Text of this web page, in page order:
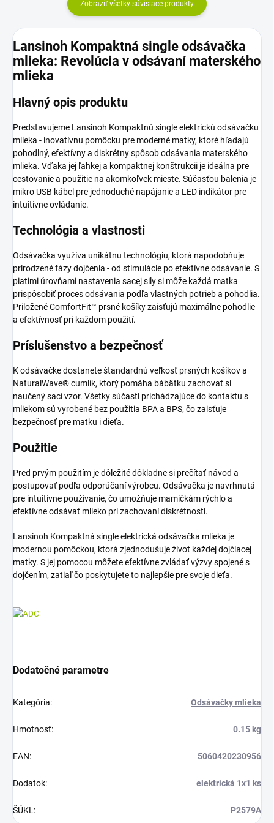
Zobraziť všetky súvisiace produkty
Lansinoh Kompaktná single odsávačka
mlieka: Revolúcia v odsávaní materského
mlieka
Hlavný opis produktu
Predstavujeme Lansinoh Kompaktnú single elektrickú odsávačku
mlieka - inovatívnu pomôcku pre moderné matky, ktoré hľadajú
pohodlný, efektívny a diskrétny spôsob odsávania materského
mlieka. Vďaka jej ľahkej a kompaktnej konštrukcii je ideálna pre
cestovanie a použitie na akomkoľvek mieste. Súčasťou balenia je
mikro USB kábel pre jednoduché napájanie a LED indikátor pre
intuitívne ovládanie.
Technológia a vlastnosti
Odsávačka využíva unikátnu technológiu, ktorá napodobňuje
prirodzené fázy dojčenia - od stimulácie po efektívne odsávanie. S
piatimi úrovňami nastavenia sacej sily si môže každá matka
prispôsobiť proces odsávania podľa vlastných potrieb a pohodlia.
Priložené ComfortFit™ prsné košíky zaisťujú maximálne pohodlie
a efektívnosť pri každom použití.
Príslušenstvo a bezpečnosť
K odsávačke dostanete štandardnú veľkosť prsných košíkov a
NaturalWave® cumlík, ktorý pomáha bábätku zachovať si
naučený sací vzor. Všetky súčasti prichádzajúce do kontaktu s
mliekom sú vyrobené bez použitia BPA a BPS, čo zaisťuje
bezpečnosť pre matku i dieťa.
Použitie
Pred prvým použitím je dôležité dôkladne si prečítať návod a
postupovať podľa odporúčaní výrobcu. Odsávačka je navrhnutá
pre intuitívne používanie, čo umožňuje mamičkám rýchlo a
efektívne odsávať mlieko pri zachovaní diskrétnosti.
Lansinoh Kompaktná single elektrická odsávačka mlieka je
modernou pomôckou, ktorá zjednodušuje život každej dojčiacej
matky. S jej pomocou môžete efektívne zvládať výzvy spojené s
dojčením, zatiaľ čo poskytujete to najlepšie pre svoje dieťa.
Dodatočné parametre
Kategória: Odsávačky mlieka
Hmotnosť: 0.15 kg
EAN: 5060420230956
Dodatok: elektrická 1x1 ks
ŠÚKL : P2579A